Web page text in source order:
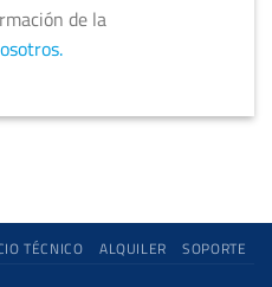
de la
TÉCNICO ALQUILER SOPORTE